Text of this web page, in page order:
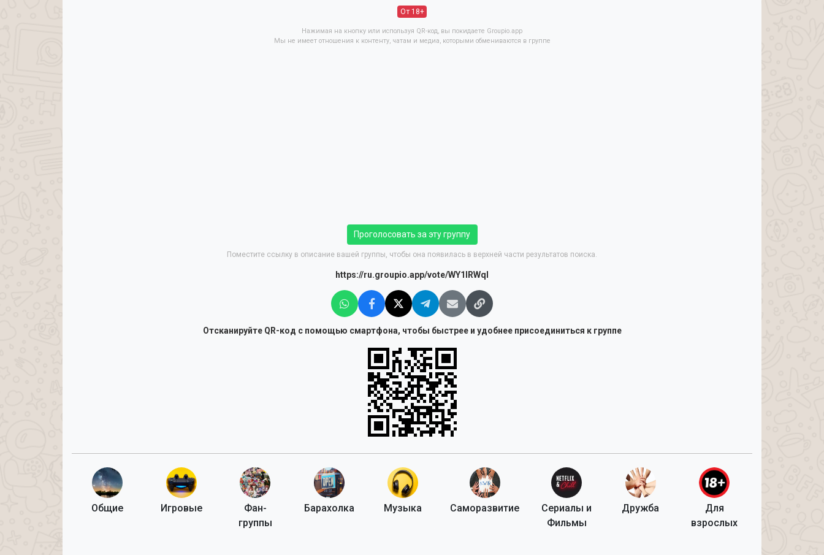
От 18+
Нажимая на кнопку или используя QR-код, вы покидаете Groupio.app
Мы не имеет отношения к контенту, чатам и медиа, которыми обмениваются в группе
Проголосовать за эту группу
Поместите ссылку в описание вашей группы, чтобы она появилась в верхней части результатов поиска.
https://ru.groupio.app/vote/WY1lRWql
Отсканируйте QR-код с помощью смартфона, чтобы быстрее и удобнее присоединиться к группе
Общие Игровые
Фан-
группы
Барахолка Музыка Саморазвитие
Сериалы и
Фильмы
Дружба
Для
взрослых